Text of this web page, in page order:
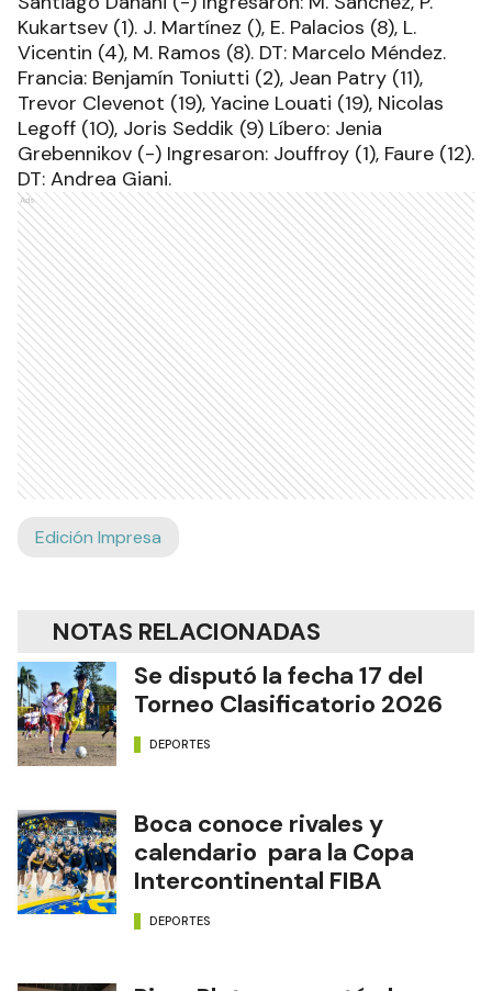
Kukartsev (1). J. Martínez (), E. Palacios (8), L.
Vicentin (4), M. Ramos (8). DT: Marcelo Méndez.
Francia: Benjamín Toniutti (2), Jean Patry (11),
Trevor Clevenot (19), Yacine Louati (19), Nicolas
Legoff (10), Joris Seddik (9) Líbero: Jenia
Grebennikov (-) Ingresaron: Jouffroy (1), Faure (12).
DT: Andrea Giani.
Ads
Edición Impresa
NOTAS RELACIONADAS
Se disputó la fecha 17 del
Torneo Clasificatorio 2026
DEPORTES
Boca conoce rivales y
calendario para la Copa
Intercontinental FIBA
DEPORTES